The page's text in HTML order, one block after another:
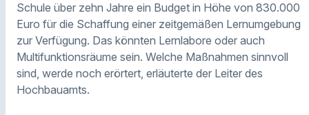
Schule über zehn Jahre ein Budget in Höhe von 830.000
Euro für die Schaffung einer zeitgemäßen Lernumgebung
zur Verfügung. Das könnten Lernlabore oder auch
Multifunktionsräume sein. Welche Maßnahmen sinnvoll
sind, werde noch erörtert, erläuterte der Leiter des
Hochbauamts.